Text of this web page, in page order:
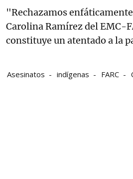
"Rechazamos
Carolina Ramírez del EMC-
constituye un atentado a la
Asesinatos indígenas FARC